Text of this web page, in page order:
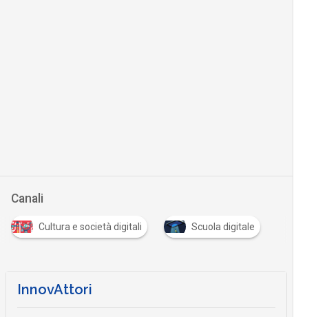
Canali
Cultura e società digitali Scuola digitale
InnovAttori